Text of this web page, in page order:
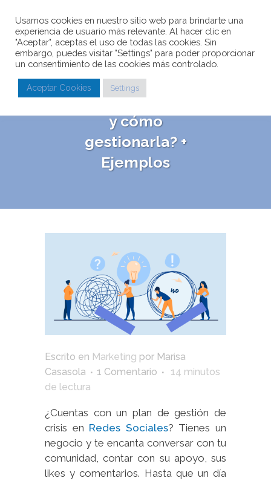
¿Qué es una crisis
en Redes Sociales
y cómo
gestionarla? +
Ejemplos
Escrito en Marketing por Marisa
Casasola
1 Comentario 14 minutos
de lectura
¿Cuentas con un plan de gestión de
crisis en Redes Sociales? Tienes un
negocio y te encanta conversar con tu
comunidad, contar con su apoyo, sus
likes y comentarios. Hasta que un día
Usamos cookies en nuestro sitio web para brindarte una
experiencia de usuario más relevante. Al hacer clic en
"Aceptar", aceptas el uso de todas las cookies. Sin
embargo, puedes visitar "Settings" para poder proporcionar
un consentimiento de las cookies más controlado.
Aceptar Cookies Settings